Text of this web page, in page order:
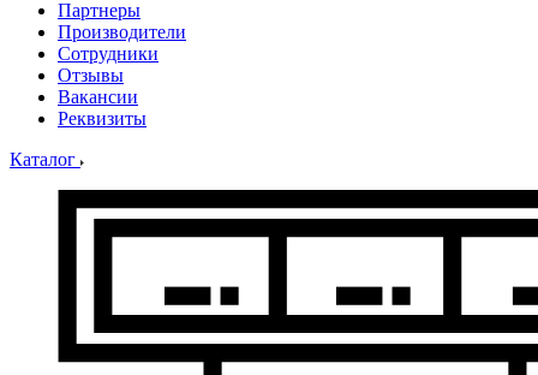
Партнеры
Производители
Сотрудники
Отзывы
Вакансии
Реквизиты
Каталог